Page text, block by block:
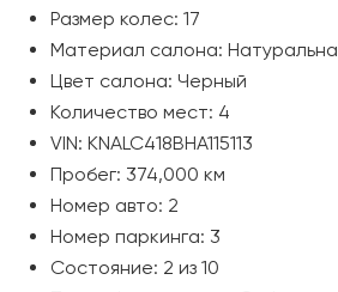
Размер колес: 17
Материал салона:
Цвет салона: Черный
Количество мест: 4
VIN: KNALC418BHA115113
Пробег: 374,000 км
Номер авто: 2
Номер паркинга: 3
Состояние: 2 из 10